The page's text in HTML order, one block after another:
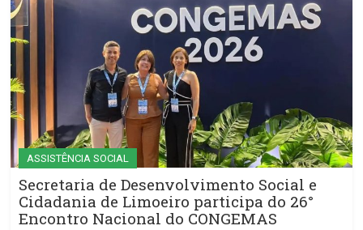
ASSISTÊNCIA SOCIAL
Secretaria de Desenvolvimento Social e
Cidadania de Limoeiro participa do 26°
Encontro Nacional do CONGEMAS